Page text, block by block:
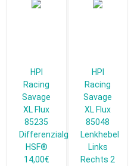
HPI
Racing
Savage
XL Flux
85235
Differenzialgehäuse
HSF®
14,00€
HPI
Racing
Savage
XL Flux
85048
Lenkhebel
Links
Rechts 2